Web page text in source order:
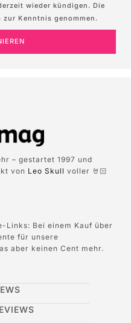
wieder kündigen. Die
zur Kenntnis genommen.
– gestartet 1997 und
von Leo Skull voller 🤘🏻
Links: Bei einem Kauf über
für unsere
aber keinen Cent mehr.